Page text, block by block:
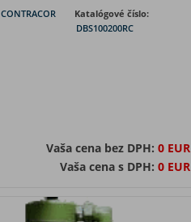
CONTRACOR
Katalógové číslo:
DBS100200RC
Vaša cena bez DPH: 0 EUR
Vaša cena s DPH: 0 EUR